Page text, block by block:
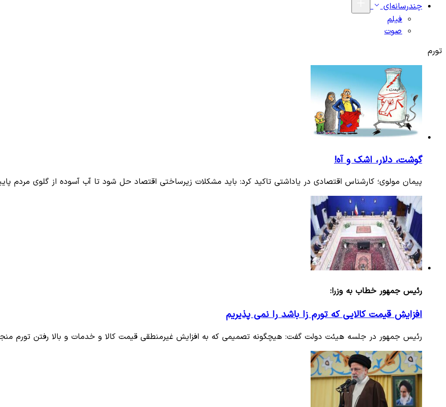
چندرسانه‌ای
فیلم
صوت
تورم
گوشت، دلار، اشک و آه!
پیمان مولوی؛ کارشناس اقتصادی در یاداشتی تاکید کرد: باید مشکلات زیرساختی اقتصاد حل شود تا آب آسوده از گلوی مردم
رئیس جمهور خطاب به وزرا:
افزایش قیمت کالایی که تورم زا باشد را نمی پذیریم
رئیس جمهور در جلسه هیئت دولت گفت: هیچگونه تصمیمی که به افزایش غیرمنطقی قیمت کالا و خدمات و بالا رفتن تورم